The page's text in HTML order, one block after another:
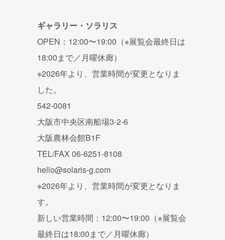
ギャラリー・ソラリス
OPEN：12:00〜19:00（※展覧会最終日は
18:00まで／月曜休廊）
※2026年より、営業時間が変更となりま
した。
542-0081
大阪市中央区南船場3-2-6
大阪農林会館B1F
TEL/FAX 06-6251-8108
hello@solaris-g.com
※2026年より、営業時間が変更となりま
す。
新しい営業時間：12:00〜19:00（※展覧会
最終日は18:00まで／月曜休廊）